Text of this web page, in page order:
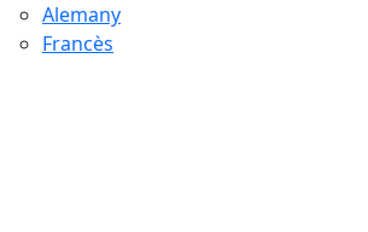
Alemany
Francès